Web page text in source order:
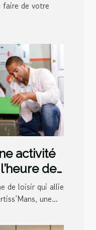
de votre
activité
de
de loisir qui allie
une...